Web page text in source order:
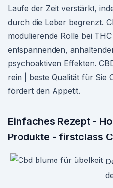
Laufe der Zeit verstärkt,
durch die Leber begrenzt.
modulierende Rolle bei
entspannenden,
psychoaktiven Effekten.
rein | beste Qualität für Sie
fördert den Appetit.
Einfaches Rezept -
Produkte - firstclass